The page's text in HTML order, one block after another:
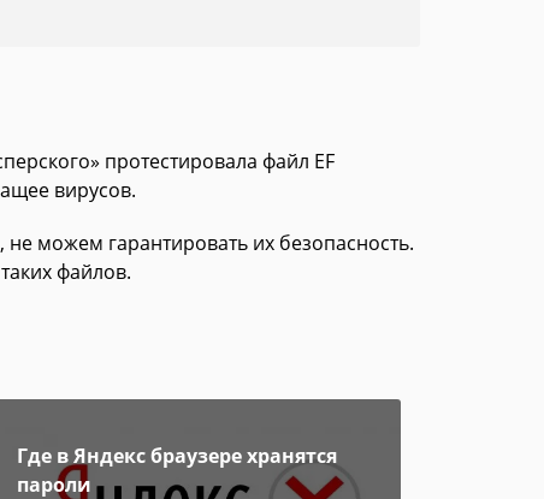
протестировала файл EF
вирусов.
можем гарантировать их безопасность.
файлов.
Где в Яндекс браузере хранятся
пароли